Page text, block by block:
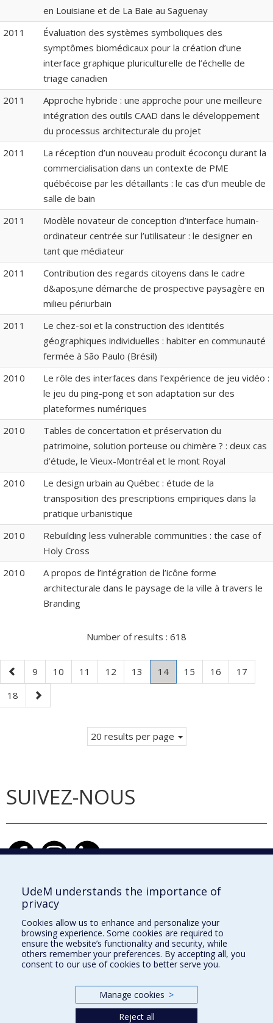
en Louisiane et de La Baie au Saguenay
2011
Évaluation des systèmes symboliques des
symptômes biomédicaux pour la création d’une
interface graphique pluriculturelle de l’échelle de
triage canadien
2011
Approche hybride : une approche pour une meilleure
intégration des outils CAAD dans le développement
du processus architecturale du projet
2011
La réception d’un nouveau produit écoconçu durant la
commercialisation dans un contexte de PME
québécoise par les détaillants : le cas d’un meuble de
salle de bain
2011
Modèle novateur de conception d’interface humain-
ordinateur centrée sur l’utilisateur : le designer en
tant que médiateur
2011
Contribution des regards citoyens dans le cadre
d&apos;une démarche de prospective paysagère en
milieu périurbain
2011
Le chez-soi et la construction des identités
géographiques individuelles : habiter en communauté
fermée à São Paulo (Brésil)
2010
Le rôle des interfaces dans l’expérience de jeu vidéo :
le jeu du ping-pong et son adaptation sur des
plateformes numériques
2010
Tables de concertation et préservation du
patrimoine, solution porteuse ou chimère ? : deux cas
d’étude, le Vieux-Montréal et le mont Royal
2010
Le design urbain au Québec : étude de la
transposition des prescriptions empiriques dans la
pratique urbanistique
2010
Rebuilding less vulnerable communities : the case of
Holy Cross
2010
A propos de l’intégration de l’icône forme
architecturale dans le paysage de la ville à travers le
Branding
Number of results : 618
Previous
page
Page
9 Page
10 Page
11 Page
12 Page
13 Page
14.
Current
Page
15 Page
16 Page
17
Page
18
Next
page
20 results per page
SUIVEZ-NOUS
École d'architecture
École de design
École d'urbanisme et d'architecture de paysage
UdeM understands the importance of
privacy
Cookies allow us to enhance and personalize your
browsing experience. Some cookies are required to
ensure the website’s functionality and security, while
others remember your preferences. By accepting all, you
consent to our use of cookies to better serve you.
Manage cookies >
Reject all